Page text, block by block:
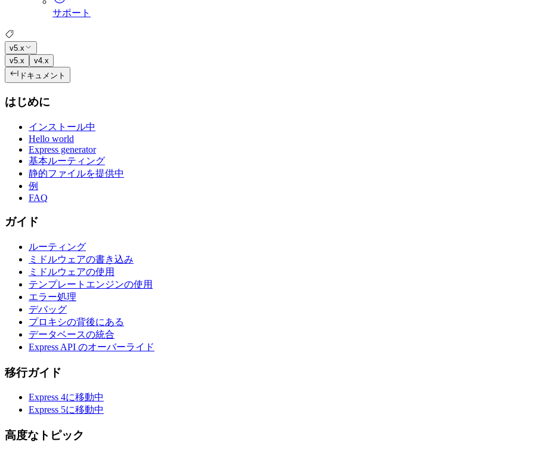
サポート
v5.x
v5.x
v4.x
ドキュメント
はじめに
インストール中
Hello world
Express generator
基本ルーティング
静的ファイルを提供中
例
FAQ
ガイド
ルーティング
ミドルウェアの書き込み
ミドルウェアの使用
テンプレートエンジンの使用
エラー処理
デバッグ
プロキシの背後にある
データベースの統合
Express API のオーバーライド
移行ガイド
Express 4に移動中
Express 5に移動中
高度なトピック